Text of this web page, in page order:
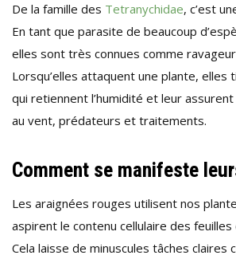
De la famille des Tetranychidae, c’est
En tant que parasite de beaucoup
elles sont très connues comme
Lorsqu’elles attaquent une plante, elles
qui retiennent l’humidité et leur
au vent, prédateurs et traitements.
Comment se manifeste
Les araignées rouges utilisent nos
aspirent le contenu cellulaire des feuilles
Cela laisse de minuscules tâches claires